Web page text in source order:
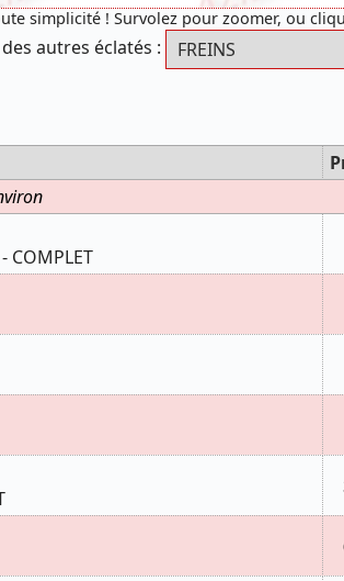
simplicité ! Survolez pour zoomer, ou
autres éclatés :
COMPLET